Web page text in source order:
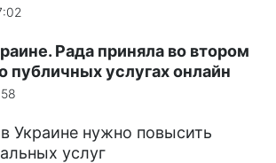
Рада приняла во втором
публичных услугах онлайн
Украине нужно повысить
услуг